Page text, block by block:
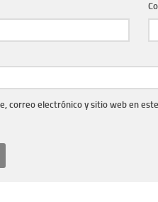
correo electrónico y sitio web en